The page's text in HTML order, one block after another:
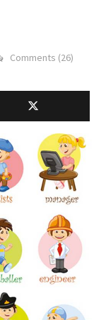
Comments (26)